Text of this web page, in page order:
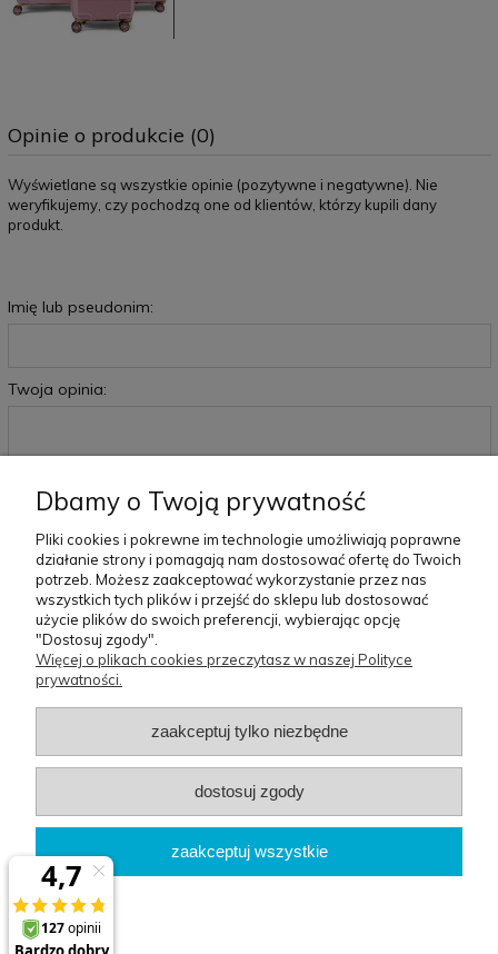
Opinie o produkcie (0)
Wyświetlane są wszystkie opinie (pozytywne i negatywne). Nie
weryfikujemy, czy pochodzą one od klientów, którzy kupili dany
produkt.
Imię lub pseudonim:
Twoja opinia:
wyślij
Pomoc
Moje
konto
Płatności i
dostawa
O nas
BG Berlin
: ul.św.Michała 100 61-005 Poznań
Dbamy o Twoją prywatność
Pliki cookies i pokrewne im technologie umożliwiają poprawne
działanie strony i pomagają nam dostosować ofertę do Twoich
potrzeb. Możesz zaakceptować wykorzystanie przez nas
wszystkich tych plików i przejść do sklepu lub dostosować
użycie plików do swoich preferencji, wybierając opcję
"Dostosuj zgody".
Więcej o plikach cookies przeczytasz w naszej Polityce
prywatności.
zaakceptuj tylko niezbędne
dostosuj zgody
zaakceptuj wszystkie